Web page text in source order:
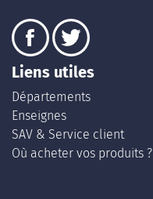
Liens utiles
Départements
Enseignes
SAV & Service client
Où acheter vos produits ?